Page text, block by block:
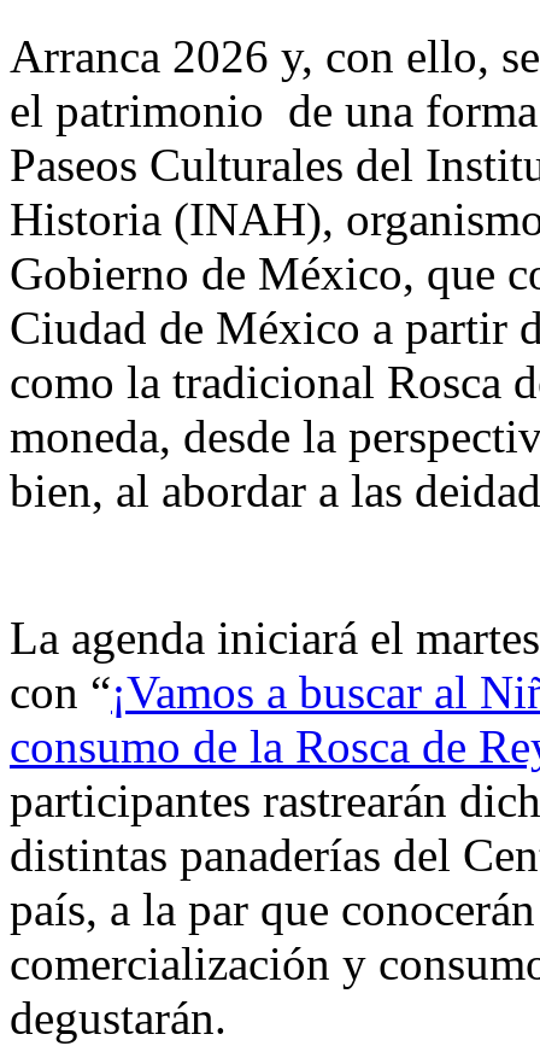
Arranca 2026 y, con ello,
el patrimonio de una
Paseos Culturales del
Historia (INAH),
Gobierno de México, que
Ciudad de México a partir
como la tradicional Rosca
moneda, desde la
bien, al abordar a las
La agenda iniciará el
con “¡Vamos a buscar al
consumo de la Rosca de
participantes rastrearán
distintas panaderías del
país, a la par que
comercialización y
degustarán.